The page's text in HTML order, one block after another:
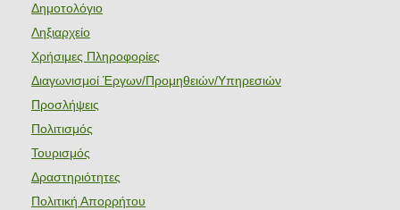
Δημοτολόγιο
Ληξιαρχείο
Χρήσιμες Πληροφορίες
Διαγωνισμοί Έργων/Προμηθειών/Υπηρεσιών
Προσλήψεις
Πολιτισμός
Τουρισμός
Δραστηριότητες
Πολιτική Απορρήτου